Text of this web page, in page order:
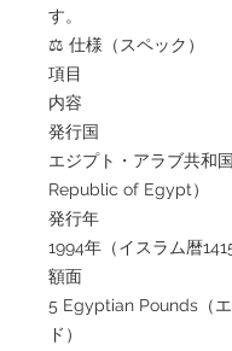
す。
⚖️ 仕様（スペック）
項目
内容
発行国
エジプト・アラブ共和
Republic of Egypt）
発行年
1994年（イスラム暦
額面
5 Egyptian Pounds（
ド）